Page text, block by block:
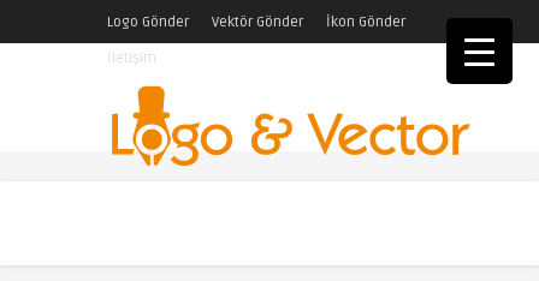
Logo Gönder Vektör Gönder
İkon Gönder
İletişim